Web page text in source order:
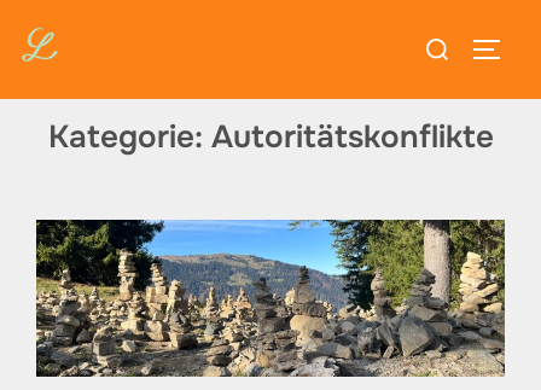
Inhalt
Suchen
Kategorie: Autoritätskonflikte